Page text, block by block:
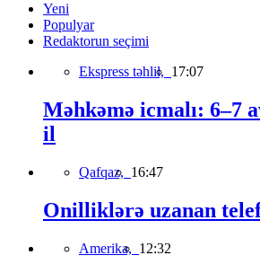
Yeni
Populyar
Redaktorun seçimi
Ekspress təhlil, 17:07
Məhkəmə icmalı: 6–7
il
Qafqaz, 16:47
Onilliklərə uzanan
Amerika, 12:32